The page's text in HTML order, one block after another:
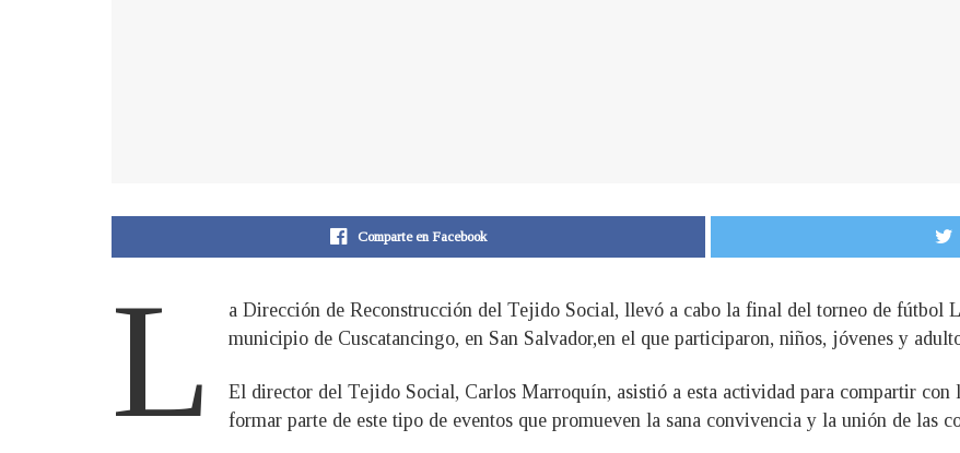
Comparte en Facebook
L
a Dirección de Reconstrucción del Tejido Social, llevó a cabo la final del torneo de fútbol
municipio de Cuscatancingo, en San Salvador,en el que participaron, niños, jóvenes y
El director del Tejido Social, Carlos Marroquín, asistió a esta actividad para compartir con
formar parte de este tipo de eventos que promueven la sana convivencia y la unión de las